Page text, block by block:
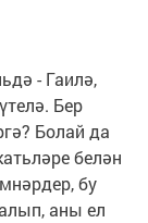
- Гаилә,
Бер
Болай да
белән
бу
аны ел